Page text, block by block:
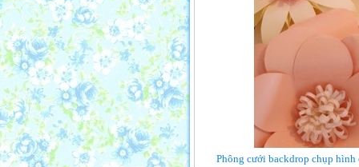
Phông cưới backdrop chụp